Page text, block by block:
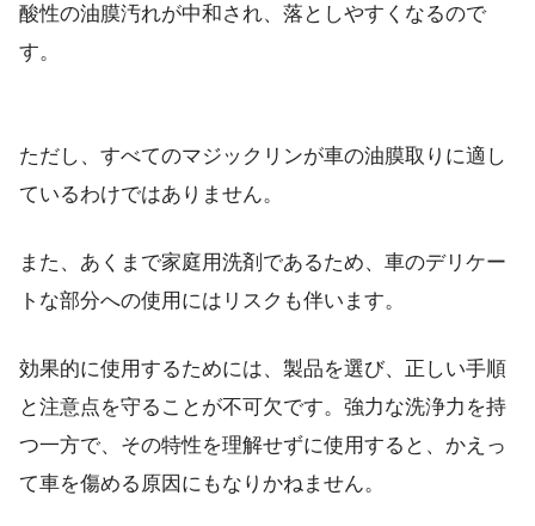
酸性の油膜汚れが中和され、落としやすくなるので
す。
ただし、すべてのマジックリンが車の油膜取りに適し
ているわけではありません。
また、あくまで家庭用洗剤であるため、車のデリケー
トな部分への使用にはリスクも伴います。
効果的に使用するためには、製品を選び、正しい手順
と注意点を守ることが不可欠です。強力な洗浄力を持
つ一方で、その特性を理解せずに使用すると、かえっ
て車を傷める原因にもなりかねません。